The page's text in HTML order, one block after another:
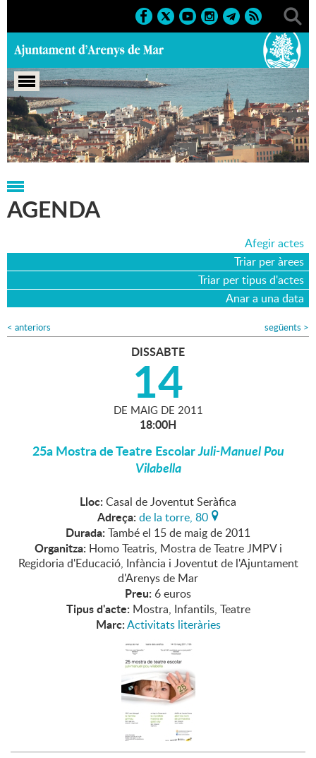
Portada > Agenda > 14-05-2011
AGENDA
Afegir actes
Triar per àrees
Triar per tipus d'actes
Anar a una data
< anteriors següents >
DISSABTE
14
DE MAIG DE 2011
18:00H
25a Mostra de Teatre EscolarJuli-Manuel Pou
Vilabella
Lloc: Casal de Joventut Seràfica
Adreça: de la torre, 80
Durada: També el 15 de maig de 2011
Organitza: Homo Teatris, Mostra de Teatre JMPV i
Regidoria d'Educació, Infància i Joventut de l'Ajuntament
d'Arenys de Mar
Preu: 6 euros
Tipus d'acte: Mostra, Infantils, Teatre
Marc:Activitats literàries